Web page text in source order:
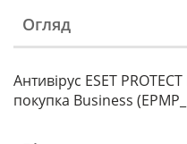
Огляд
Антивірус ESET
покупка Business